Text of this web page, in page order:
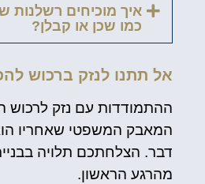
איך מוכיחים רשלנות
כמו שכן או קבלן?
אל תתנו לנזק ברכוש
ההתמודדות עם נזק לרכוש
המאבק המשפטי שאחריו
דבר. הצלחתכם תלויה
מהרגע הראשון.